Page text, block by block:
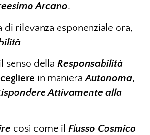
Arcano.
di rilevanza esponenziale ora,
.
senso della Responsabilità
in manieraAutonoma,
Attivamente alla
così come il Flusso Cosmico